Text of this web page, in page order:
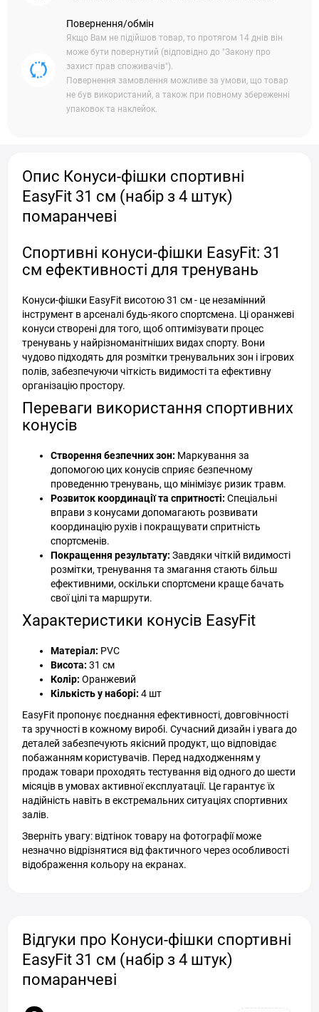
Повернення/обмін
Якщо Вам не підійшов товар, то протягом 14 днів він
може бути повернутий (відповідно до "Закону про
захист прав споживачів").
Повернення замовлення можливе за умови, що товар
не був використаний, а також при повному збереженні
упаковок та наклейок.
Опис Конуси-фішки спортивні
EasyFit 31 см (набір з 4 штук)
помаранчеві
Спортивні конуси-фішки EasyFit: 31
см ефективності для тренувань
Конуси-фішки EasyFit висотою 31 см - це незамінний
інструмент в арсеналі будь-якого спортсмена. Ці оранжеві
конуси створені для того, щоб оптимізувати процес
тренувань у найрізноманітніших видах спорту. Вони
чудово підходять для розмітки тренувальних зон і ігрових
полів, забезпечуючи чіткість видимості та ефективну
організацію простору.
Переваги використання спортивних
конусів
Створення безпечних зон: Маркування за
допомогою цих конусів сприяє безпечному
проведенню тренувань, що мінімізує ризик травм.
Розвиток координації та спритності: Спеціальні
вправи з конусами допомагають розвивати
координацію рухів і покращувати спритність
спортсменів.
Покращення результату: Завдяки чіткій видимості
розмітки, тренування та змагання стають більш
ефективними, оскільки спортсмени краще бачать
свої цілі та маршрути.
Характеристики конусів EasyFit
Матеріал: PVC
Висота: 31 см
Колір: Оранжевий
Кількість у наборі: 4 шт
EasyFit пропонує поєднання ефективності, довговічності
та зручності в кожному виробі. Сучасний дизайн і увага до
деталей забезпечують якісний продукт, що відповідає
побажанням користувачів. Перед надходженням у
продаж товари проходять тестування від одного до шести
місяців в умовах активної експлуатації. Це гарантує їх
надійність навіть в екстремальних ситуаціях спортивних
залів.
Зверніть увагу: відтінок товару на фотографії може
незначно відрізнятися від фактичного через особливості
відображення кольору на екранах.
Відгуки про Конуси-фішки спортивні
EasyFit 31 см (набір з 4 штук)
помаранчеві